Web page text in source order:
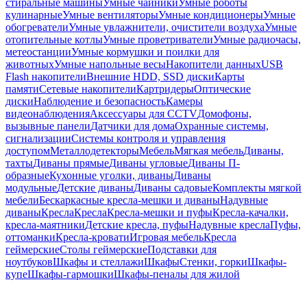
стиральные машиныУмные чайникиУмные роботы
кулинарныеУмные вентиляторыУмные кондиционерыУмные
обогревателиУмные увлажнители, очистители воздухаУмные
отопительные котлыУмные проветривателиУмные радиочасы,
метеостанцииУмные кормушки и поилки для
животныхУмные напольные весыНакопители данныхUSB
Flash накопителиВнешние HDD, SSD дискиКарты
памятиСетевые накопителиКартридерыОптические
дискиНаблюдение и безопасностьКамеры
видеонаблюденияАксессуары для CCTVДомофоны,
вызывные панелиДатчики для домаОхранные системы,
сигнализацииСистемы контроля и управления
доступомМеталлодетекторыМебельМягкая мебельДиваны,
тахтыДиваны прямыеДиваны угловыеДиваны П-
образныеКухонные уголки, диваныДиваны
модульныеДетские диваныДиваны садовыеКомплекты мягкой
мебелиБескаркасные кресла-мешки и диваныНадувные
диваныКреслаКреслаКресла-мешки и пуфыКресла-качалки,
кресла-маятникиДетские кресла, пуфыНадувные креслаПуфы,
оттоманкиКресла-кроватиИгровая мебельКресла
геймерскиеСтолы геймерскиеПодставки для
ноутбуковШкафы и стеллажиШкафыСтенки, горкиШкафы-
купеШкафы-гармошкиШкафы-пеналы для жилой